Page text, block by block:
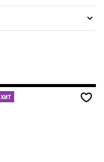
ХИТ